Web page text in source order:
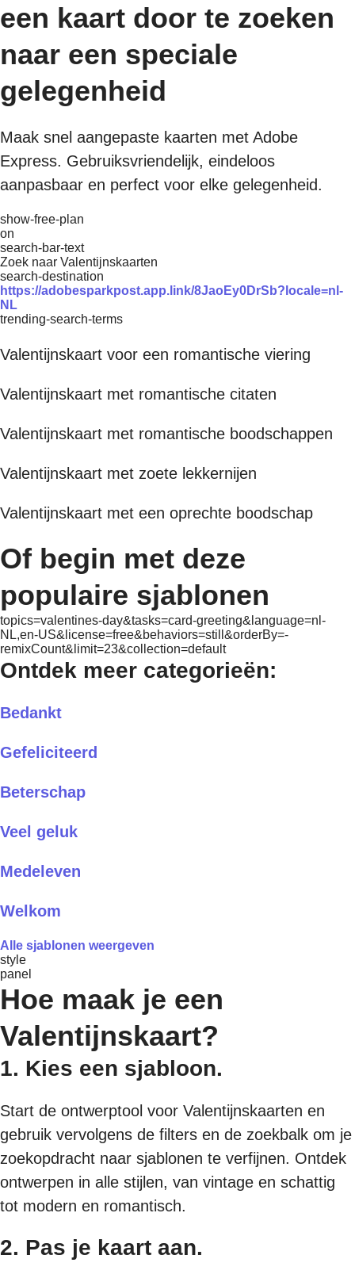
een kaart door te zoeken
naar een speciale
gelegenheid
Maak snel aangepaste kaarten met Adobe
Express. Gebruiksvriendelijk, eindeloos
aanpasbaar en perfect voor elke gelegenheid.
show-free-plan
on
search-bar-text
Zoek naar Valentijnskaarten
search-destination
https://adobesparkpost.app.link/8JaoEy0DrSb?locale=nl-
NL
trending-search-terms
Valentijnskaart voor een romantische viering
Valentijnskaart met romantische citaten
Valentijnskaart met romantische boodschappen
Valentijnskaart met zoete lekkernijen
Valentijnskaart met een oprechte boodschap
Of begin met deze
populaire sjablonen
topics=valentines-day&tasks=card-greeting&language=nl-
NL,en-US&license=free&behaviors=still&orderBy=-
remixCount&limit=23&collection=default
Ontdek meer categorieën:
Bedankt
Gefeliciteerd
Beterschap
Veel geluk
Medeleven
Welkom
Alle sjablonen weergeven
style
panel
Hoe maak je een
Valentijnskaart?
1. Kies een sjabloon.
Start de ontwerptool voor Valentijnskaarten en
gebruik vervolgens de filters en de zoekbalk om je
zoekopdracht naar sjablonen te verfijnen. Ontdek
ontwerpen in alle stijlen, van vintage en schattig
tot modern en romantisch.
2. Pas je kaart aan.